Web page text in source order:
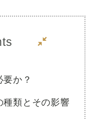
か？
種類とその影響